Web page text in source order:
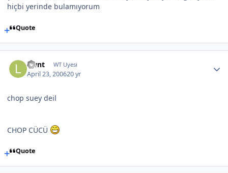
hiçbi yerinde bulamıyorum
Quote
Lwnt WT Uyesi
April 23, 200620 yr
chop suey deil
CHOP CÜCÜ
Quote